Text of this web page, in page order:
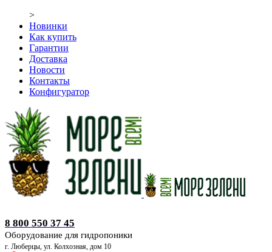
>
Новинки
Как купить
Гарантии
Доставка
Новости
Контакты
Конфигуратор
8 800 550 37 45
Оборудование для гидропоники
г. Люберцы, ул. Колхозная, дом 10